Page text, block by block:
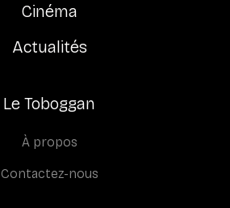
Cinéma
Actualités
Le Toboggan
À propos
Contactez-nous